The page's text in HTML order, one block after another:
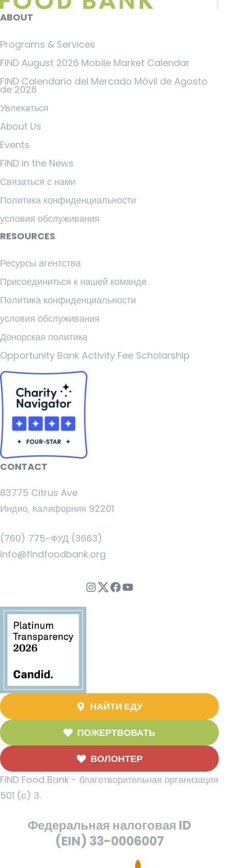
ABOUT
Programs & Services
FIND August 2026 Mobile Market Calendar
FIND Calendario del Mercado Móvil de Agosto
de 2026
Увлекаться
About Us
Events
FIND in the News
Связаться с нами
Политика конфиденциальности
условия обслуживания
RESOURCES
Ресурсы агентства
Присоединиться к нашей команде
Политика конфиденциальности
условия обслуживания
Донорская политика
Opportunity Bank Activity Fee Scholarship
CONTACT
83775 Citrus Ave
Индио, Калифорния 92201
(760) 775-ФУД (3663)
info@findfoodbank.org
Instagram
Twitter
Facebook
YouTube
НАЙТИ ЕДУ
ПОЖЕРТВОВАТЬ
ВОЛОНТЕР
FIND Food Bank - благотворительная организация
501 (c) 3.
Федеральная налоговая ID
(EIN) 33-0006007